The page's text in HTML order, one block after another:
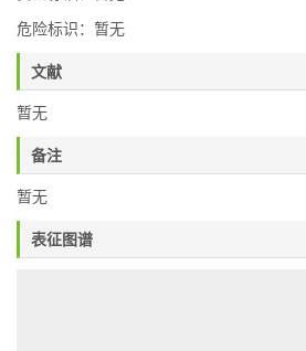
危险标识：暂无
文献
暂无
备注
暂无
表征图谱